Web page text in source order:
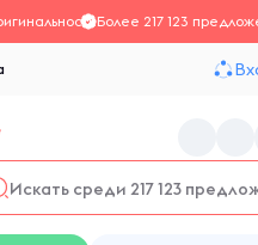
Более 217 123